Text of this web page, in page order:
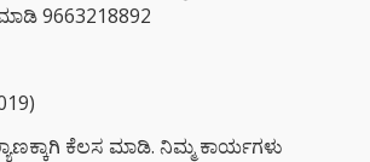
9663218892
ಕೆಲಸ ಮಾಡಿ. ನಿಮ್ಮ ಕಾರ್ಯಗಳು